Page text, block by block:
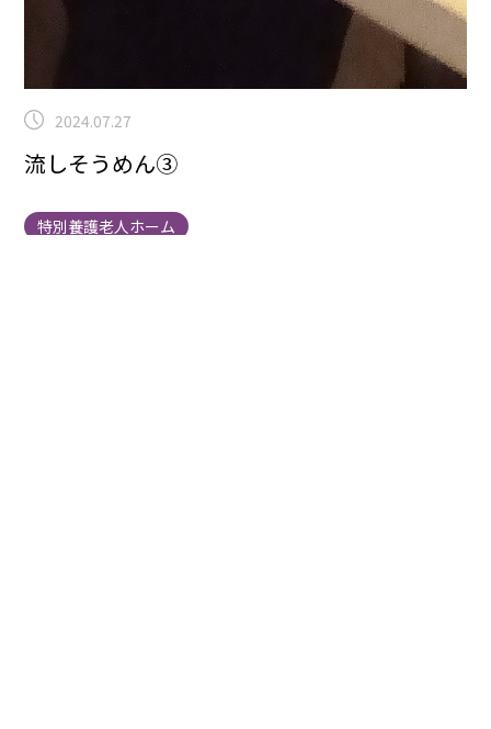
2024.07.27
流しそうめん③
特別養護老人ホーム